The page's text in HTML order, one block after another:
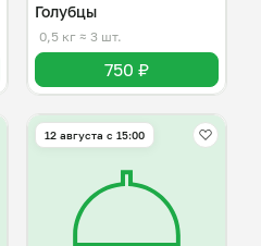
Голубцы
0,5 кг ≈ 3 шт.
750 ₽
12 августа с 15:00